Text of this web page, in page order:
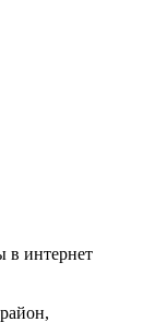
в интернет